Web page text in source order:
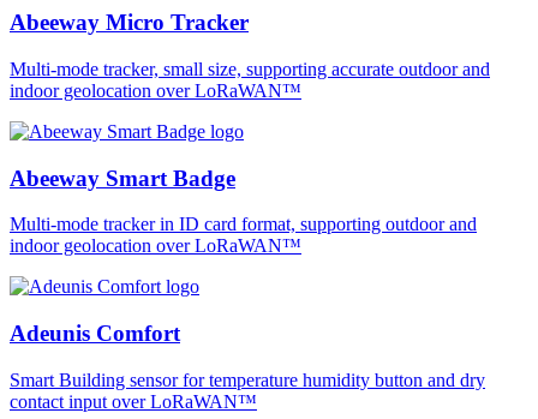
Abeeway Micro Tracker
Multi-mode tracker, small size, supporting accurate outdoor and
indoor geolocation over LoRaWAN™
Abeeway Smart Badge
Multi-mode tracker in ID card format, supporting outdoor and
indoor geolocation over LoRaWAN™
Adeunis Comfort
Smart Building sensor for temperature humidity button and dry
contact input over LoRaWAN™